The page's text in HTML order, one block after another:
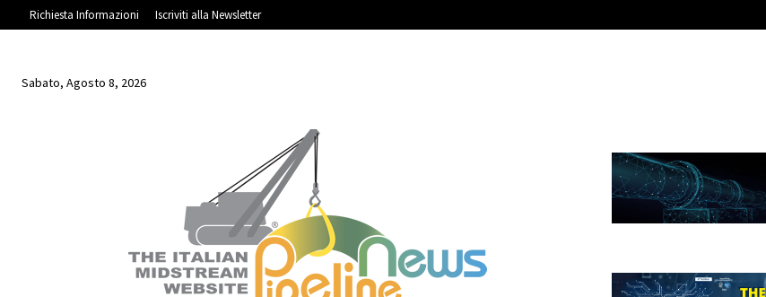
Richiesta Informazioni Iscriviti alla Newsletter
Sabato, Agosto 8, 2026